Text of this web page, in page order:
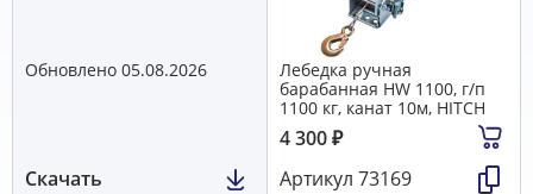
Обновлено 05.08.2026
Скачать
Лебедка ручная
барабанная HW 1100, г/п
1100 кг, канат 10м, HITCH
4 300₽
Артикул 73169